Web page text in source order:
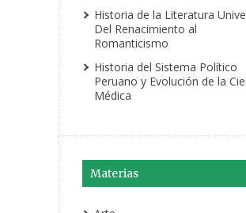
Historia de la Literatura
Del Renacimiento al
Romanticismo
Historia del Sistema Político
Peruano y Evolución de la
Médica
Materias